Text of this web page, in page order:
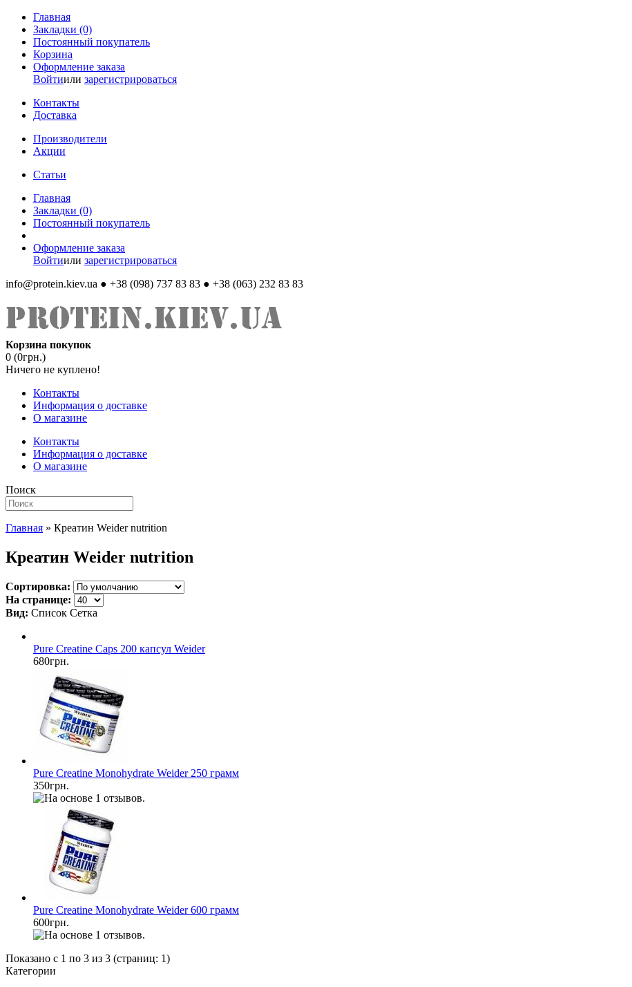
Главная
Закладки (0)
Постоянный покупатель
Корзина
Оформление заказа
Войтиили зарегистрироваться
Контакты
Доставка
Производители
Акции
Статьи
Главная
Закладки (0)
Постоянный покупатель
Оформление заказа
Войтиили зарегистрироваться
info@protein.kiev.ua ● +38 (098) 737 83 83 ● +38 (063) 232 83 83
Корзина покупок
0 (0грн.)
Ничего не куплено!
Контакты
Информация о доставке
О магазине
Контакты
Информация о доставке
О магазине
Поиск
Главная » Креатин Weider nutrition
Креатин Weider nutrition
Сортировка:
На странице:
Вид: Список Сетка
Pure Creatine Caps 200 капсул Weider
680грн.
Pure Creatine Monohydrate Weider 250 грамм
350грн.
Pure Creatine Monohydrate Weider 600 грамм
600грн.
Показано с 1 по 3 из 3 (страниц: 1)
Категории